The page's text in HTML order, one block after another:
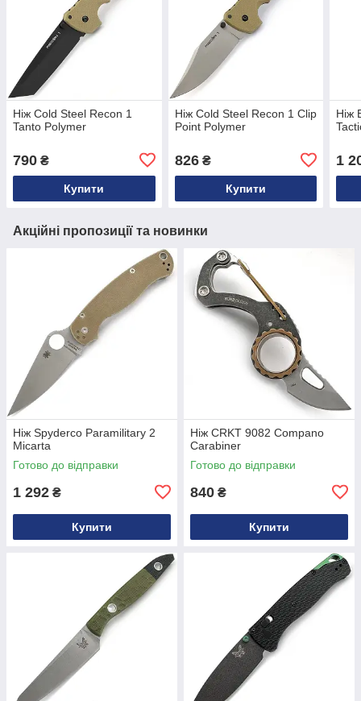
Ніж Cold Steel Recon 1
Tanto Polymer
790 ₴
Купити
Ніж Cold Steel Recon 1 Clip
Point Polymer
826₴
Купити
Ніж
1
Акційні пропозиції та новинки
Ніж Spyderco Paramilitary 2
Micarta
Готово до відправки
1 292 ₴
Купити
Ніж CRKT 9082 Compano
Carabiner
Готово до відправки
840 ₴
Купити